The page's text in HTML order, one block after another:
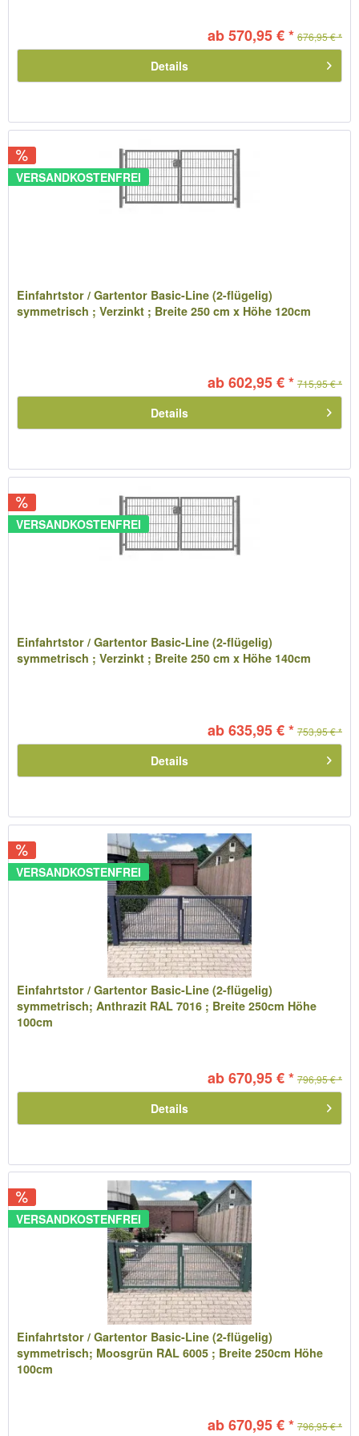
ab 570,95 € * 676,95 € *
Details
VERSANDKOSTENFREI
Einfahrtstor / Gartentor Basic-Line (2-flügelig)
symmetrisch ; Verzinkt ; Breite 250 cm x Höhe 120cm
ab 602,95 € * 715,95 € *
Details
VERSANDKOSTENFREI
Einfahrtstor / Gartentor Basic-Line (2-flügelig)
symmetrisch ; Verzinkt ; Breite 250 cm x Höhe 140cm
ab 635,95 € * 753,95 € *
Details
VERSANDKOSTENFREI
Einfahrtstor / Gartentor Basic-Line (2-flügelig)
symmetrisch; Anthrazit RAL 7016 ; Breite 250cm Höhe
100cm
ab 670,95 € * 796,95 € *
Details
VERSANDKOSTENFREI
Einfahrtstor / Gartentor Basic-Line (2-flügelig)
symmetrisch; Moosgrün RAL 6005 ; Breite 250cm Höhe
100cm
ab 670,95 € * 796,95 € *